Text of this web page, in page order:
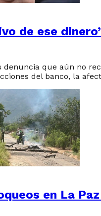
de ese
denuncia que aún no
del banco, la
en La